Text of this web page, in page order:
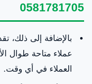
0581781705
بالإضافة إلى ذلك،
عملاء متاحة طوال
العملاء في أي وقت.